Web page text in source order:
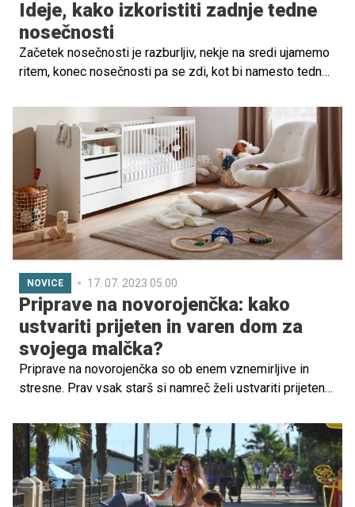
Ideje, kako izkoristiti zadnje tedne
nosečnosti
Začetek nosečnosti je razburljiv, nekje na sredi ujamemo
ritem, konec nosečnosti pa se zdi, kot bi namesto tednov
preživeti zadnje tedne nosečnosti, da bo čas
pričakovanja minil hitreje.
NOVICE 17. 07. 2023 05.00
Priprave na novorojenčka: kako
ustvariti prijeten in varen dom za
svojega malčka?
Priprave na novorojenčka so ob enem vznemirljive in
stresne. Prav vsak starš si namreč želi ustvariti prijeten
kako se tega lotiti, če se prvič srečuješ z novo
starševsko vlogo? Vse je mnogo enostavnejše z veliko
dobre volje, vedoželjnosti in z nekaj koristnimi nasveti.